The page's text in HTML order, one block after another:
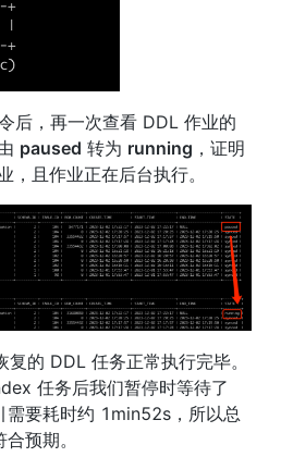
后，再一次查看 DDL 作业的
paused 转为 running ，证明
，且作业正在后台执行。
的 DDL 任务正常执行完毕。
任务后我们暂停时等待了
需要耗时约 1min52s，所以总
预期。